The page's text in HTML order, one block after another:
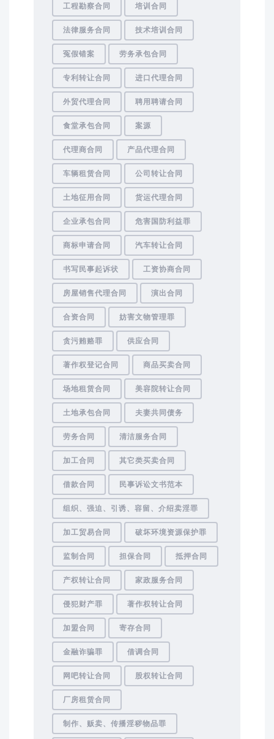
工程勘察合同 培训合同
法律服务合同 技术培训合同
冤假错案 劳务承包合同
专利转让合同 进口代理合同
外贸代理合同 聘用聘请合同
食堂承包合同 案源
代理商合同 产品代理合同
车辆租赁合同 公司转让合同
土地征用合同 货运代理合同
企业承包合同 危害国防利益罪
商标申请合同 汽车转让合同
书写民事起诉状 工资协商合同
房屋销售代理合同 演出合同
合资合同 妨害文物管理罪
贪污贿赂罪 供应合同
著作权登记合同 商品买卖合同
场地租赁合同 美容院转让合同
土地承包合同 夫妻共同债务
劳务合同 清洁服务合同
加工合同 其它类买卖合同
借款合同 民事诉讼文书范本
组织、强迫、引诱、容留、介绍卖淫罪
加工贸易合同 破坏环境资源保护罪
监制合同 担保合同 抵押合同
产权转让合同 家政服务合同
侵犯财产罪 著作权转让合同
加盟合同 寄存合同
金融诈骗罪 借调合同
网吧转让合同 股权转让合同
厂房租赁合同
制作、贩卖、传播淫秽物品罪